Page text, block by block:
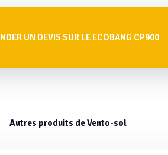
UN DEVIS SUR LE ECOBANG CP900
Autres produits de Vento-sol